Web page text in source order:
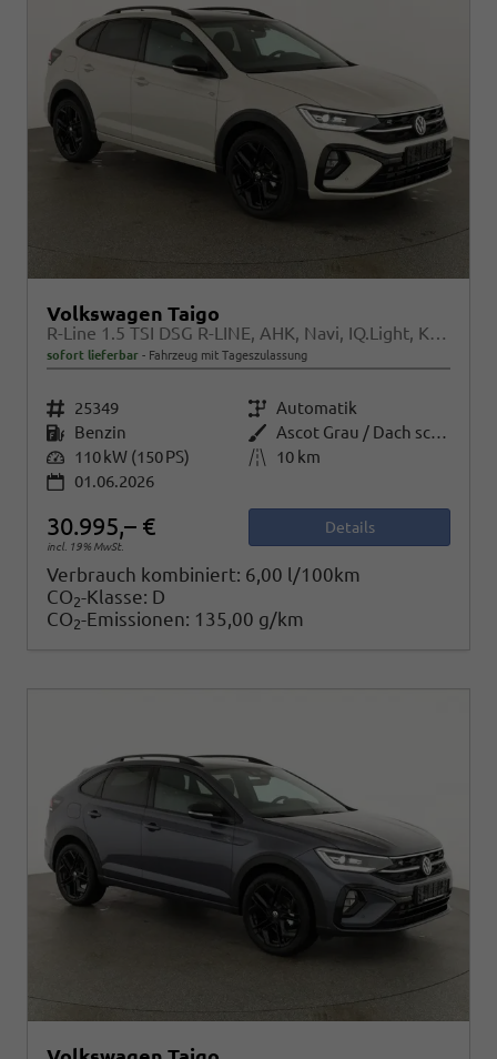
Volkswagen Taigo
R-Line 1.5 TSI DSG R-LINE, AHK, Navi, IQ.Light, Kamera, ACC, Winter
sofort lieferbar Fahrzeug mit Tageszulassung
Fahrzeugnr. 25349 Getriebe Automatik
Kraftstoff Benzin Außenfarbe
Ascot Grau / Dach schwarz
Leistung 110 kW (150 PS) Kilometerstand
10 km
01.06.2026
30.995,– €
incl. 19% MwSt.
Details
Verbrauch kombiniert: 6,00 l/100km
CO2-Klasse: D
CO2-Emissionen: 135,00 g/km